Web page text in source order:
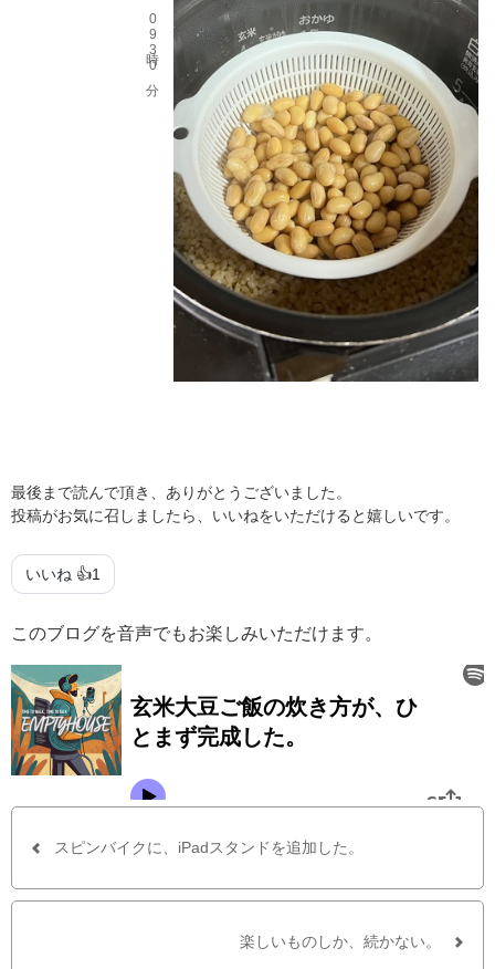
最後まで読んで頂き、ありがとうございました。
投稿がお気に召しましたら、いいねをいただけると嬉しいです。
いいね 👍1
このブログを音声でもお楽しみいただけます。
スピンバイクに、iPadスタンドを追加した。
楽しいものしか、続かない。